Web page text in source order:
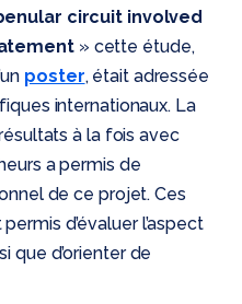
circuit involved
» cette étude,
poster, était adressée
internationaux. La
à la fois avec
a permis de
de ce projet. Ces
d’évaluer l’aspect
que d’orienter de